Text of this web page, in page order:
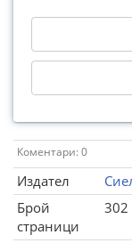
Коментари: 0
Издател
Брой
страници
302